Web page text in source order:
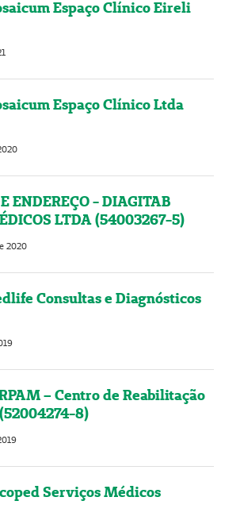
Espaço Clínico Eireli
Espaço Clínico Ltda
ENDEREÇO - DIAGITAB
LTDA (54003267-5)
2020
Consultas e Diagnósticos
– Centro de Reabilitação
8)
Serviços Médicos